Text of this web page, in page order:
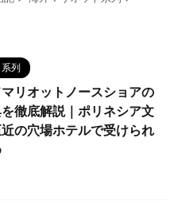
列
リオットノースショアの
徹底解説｜ポリネシア文
の穴場ホテルで受けられ